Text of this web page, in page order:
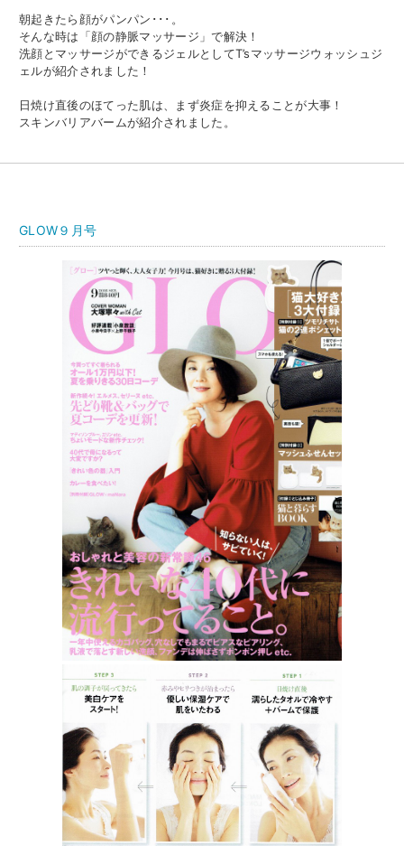
朝起きたら顔がパンパン･･･。
そんな時は「顔の静脈マッサージ」で解決！
洗顔とマッサージができるジェルとしてT’sマッサージウォッシュジ
ェルが紹介されました！
日焼け直後のほてった肌は、まず炎症を抑えることが大事！
スキンバリアバームが紹介されました。
GLOW９月号